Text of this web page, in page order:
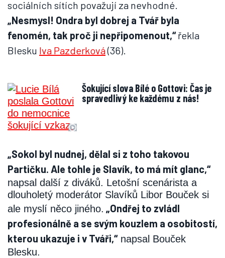
sociálních sítích považují za nevhodné.
„Nesmysl! Ondra byl dobrej a Tvář byla
fenomén, tak proč ji nepřipomenout,“řekla
Blesku Iva Pazderková(36).
Šokující slova Bílé o Gottovi: Čas je
spravedlivý ke každému z nás!
„Sokol byl nudnej, dělal si z toho takovou
Partičku. Ale tohle je Slavík, to má mít glanc,“
napsal další z diváků. Letošní scenárista a
dlouholetý moderátor Slavíků Libor Bouček si
ale myslí něco jiného. „Ondřej to zvládl
profesionálně a se svým kouzlem a osobitostí,
kterou ukazuje i v Tváři,“napsal Bouček
Blesku.